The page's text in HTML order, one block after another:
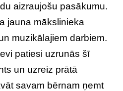
aizraujošu pasākumu.
jauna mākslinieka
muzikālajiem darbiem.
patiesi uzrunās šī
un uzreiz prātā
savam bērnam ņemt